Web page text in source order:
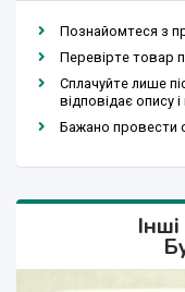
Познайомтеся з
Перевірте товар
Сплачуйте лише
відповідає опису
Бажано провести